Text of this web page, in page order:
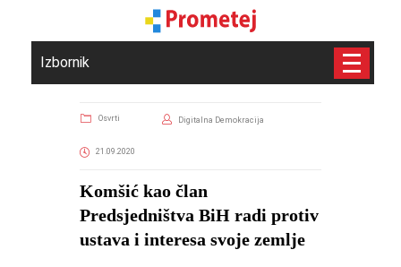
Izbornik
Osvrti Digitalna Demokracija
21.09.2020
Komšić kao član
Predsjedništva BiH radi protiv
ustava i interesa svoje zemlje